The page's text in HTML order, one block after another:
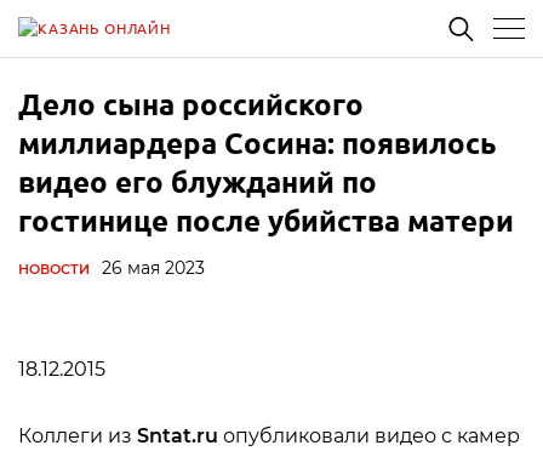
Дело сына российского
миллиардера Сосина: появилось
видео его блужданий по
гостинице после убийства матери
НОВОСТИ 26 мая 2023
18.12.2015
Коллеги из Sntat.ru опубликовали видео с камер